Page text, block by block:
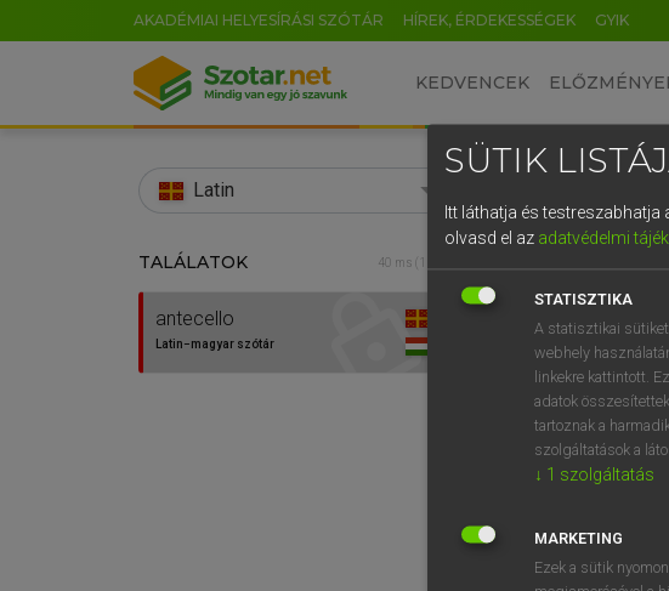
AKADÉMIAI HELYESÍRÁSI SZÓTÁR HÍREK, ÉRDEKESSÉGEK GYIK
KEDVENCEK
Latin
TALÁLATOK 40 ms (1 db)
antecello
Latin−magyar szótár
Latin−magyar
VAN
SÜTIK
Itt láthatja és
olvasd el az adatvédelmi
STATISZTIKA
A statisztikai sütiket
webhely
linkekre kattintott.
adatok
tartoznak a
szolgáltatások a
↓ 1 szolgáltatás
MARKETING
Ezek a sütik
EN HU DE CN FR
0 1 2
q w
a s
í y